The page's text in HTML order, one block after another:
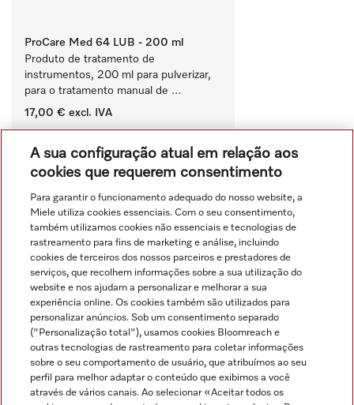
ProCare Med 64 LUB - 200 ml
Produto de tratamento de
instrumentos, 200 ml para pulverizar,
para o tratamento manual de
dispositivos médicos.
17,00 € excl. IVA
‏‏‎ ‎
Comparar
Ver tudo
Navegação
Serviço
A sua configuração atual em relação aos
cookies que requerem consentimento
Para garantir o funcionamento adequado do nosso website, a
Miele utiliza cookies essenciais. Com o seu consentimento,
também utilizamos cookies não essenciais e tecnologias de
rastreamento para fins de marketing e análise, incluindo
cookies de terceiros dos nossos parceiros e prestadores de
serviços, que recolhem informações sobre a sua utilização do
website e nos ajudam a personalizar e melhorar a sua
experiência online. Os cookies também são utilizados para
personalizar anúncios. Sob um consentimento separado
("Personalização total"), usamos cookies Bloomreach e
outras tecnologias de rastreamento para coletar informações
sobre o seu comportamento de usuário, que atribuímos ao seu
perfil para melhor adaptar o conteúdo que exibimos a você
através de vários canais. Ao selecionar «Aceitar todos os